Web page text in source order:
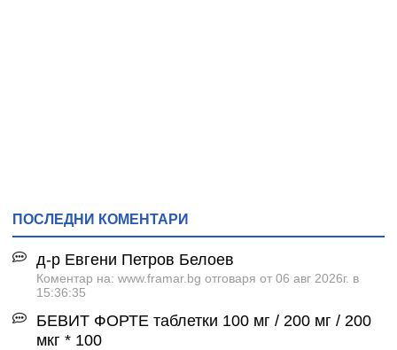
ПОСЛЕДНИ КОМЕНТАРИ
д-р Евгени Петров Белоев
Коментар на: www.framar.bg отговаря от 06 авг 2026г. в
15:36:35
БЕВИТ ФОРТЕ таблетки 100 мг / 200 мг / 200
мкг * 100